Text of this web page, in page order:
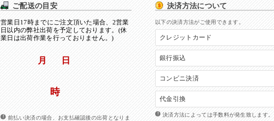
ご配送の目安
営業日17時までにご注文頂いた場合、2営業
日以内の弊社出荷を予定しております。(休
業日は出荷作業を行っておりません。)
前払い決済の場合、お支払確認後の出荷となりま
決済方法について
以下の決済方法がご使用できます。
クレジットカード
銀行振込
コンビニ決済
代金引換
決済方法によっては手数料が発生致します。